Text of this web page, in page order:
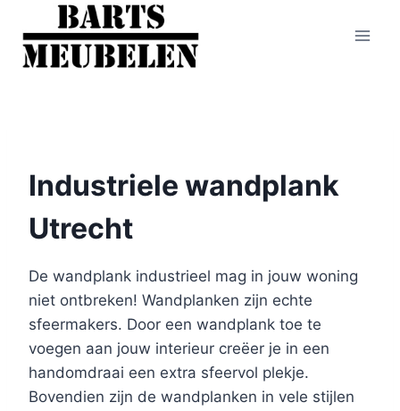
Doorgaan
naar
inhoud
Industriele wandplank
Utrecht
De wandplank industrieel mag in jouw woning
niet ontbreken! Wandplanken zijn echte
sfeermakers. Door een wandplank toe te
voegen aan jouw interieur creëer je in een
handomdraai een extra sfeervol plekje.
Bovendien zijn de wandplanken in vele stijlen